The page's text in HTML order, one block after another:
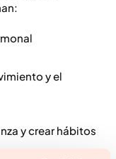
y el
y crear hábitos